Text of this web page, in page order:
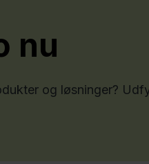
nu
og løsninger?